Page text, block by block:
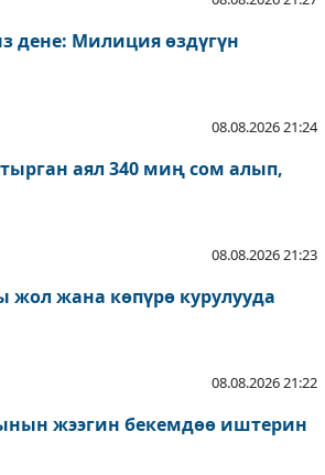
дене: Милиция өздүгүн
08.08.2026 21:24
аял 340 миң сом алып,
08.08.2026 21:23
жана көпүрө курулууда
08.08.2026 21:22
жээгин бекемдөө иштерин